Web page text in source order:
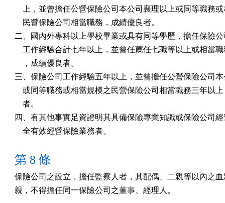
上，並曾擔任公營保險公司本公司襄理以上或同等職務
    民營保險公司相當職務，成績優良者。
二、國內外專科以上學校畢業或具有同等學歷，擔任保險
工作經驗合計七年以上，並曾任薦任七職等以上或相當
    ，成績優良者。
三、保險公司工作經驗五年以上，並曾擔任公營保險公司
或同等職務或相當規模之民營保險公司相當職務三年以
    者。
四、有其他事實足資證明其具備保險專業知識或保險公司
第 8 條
保險公司之設立，擔任監察人者，其配偶、二親等以內之
親，不得擔任同一保險公司之董事、經理人。